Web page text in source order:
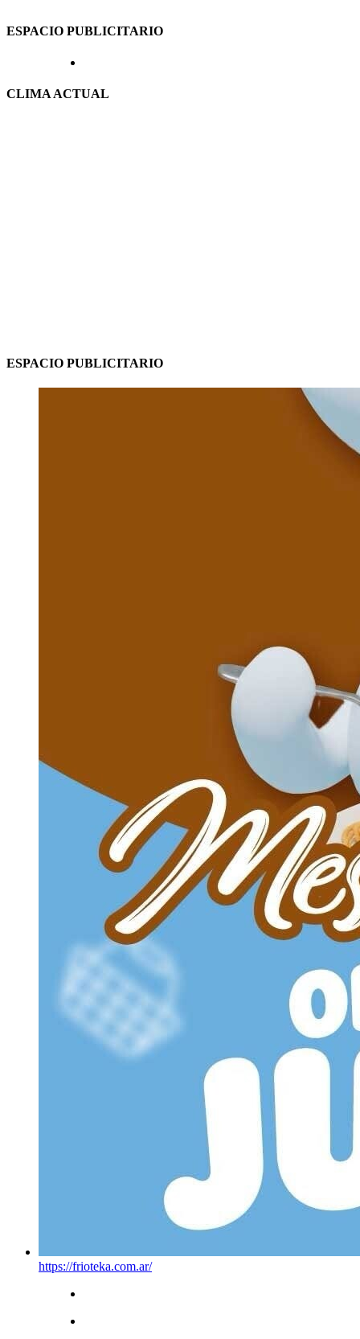
ESPACIO PUBLICITARIO
CLIMA ACTUAL
ESPACIO PUBLICITARIO
https://frioteka.com.ar/